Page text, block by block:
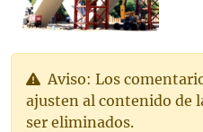
Aviso: Los
ajusten al contenido de
ser eliminados.